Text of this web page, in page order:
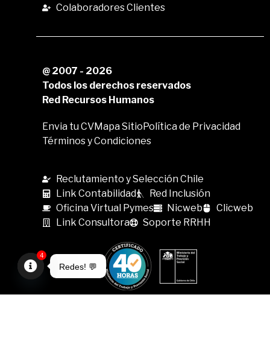
Colaboradores Clientes
@ 2007 - 2026
Todos los derechos reservados
Red Recursos Humanos
Envia tu CVMapa SitioPolítica de Privacidad
Términos y Condiciones
Reclutamiento y Selección Chile
Link Contabilidad
Red Inclusión
Oficina Virtual Pymes
Nicweb
Clicweb
Link Consultora
Soporte RRHH
Redes! 💬
4